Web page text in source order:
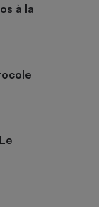
à la